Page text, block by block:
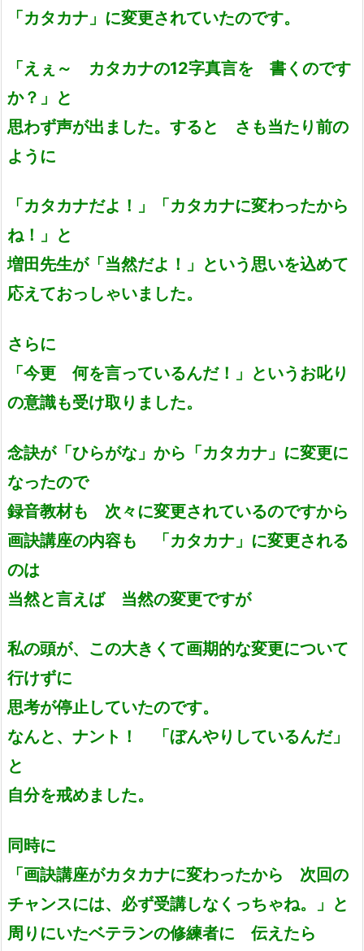
「カタカナ」に変更されていたのです。
「えぇ～ カタカナの12字真言を 書くのです
か？」と
思わず声が出ました。すると さも当たり前の
ように
「カタカナだよ！」「カタカナに変わったから
ね！」と
増田先生が「当然だよ！」という思いを込めて
応えておっしゃいました。
さらに
「今更 何を言っているんだ！」というお叱り
の意識も受け取りました。
念訣が「ひらがな」から「カタカナ」に変更に
なったので
録音教材も 次々に変更されているのですから
画訣講座の内容も 「カタカナ」に変更される
のは
当然と言えば 当然の変更ですが
私の頭が、この大きくて画期的な変更について
行けずに
思考が停止していたのです。
なんと、ナント！ 「ぼんやりしているんだ」
と
自分を戒めました。
同時に
「画訣講座がカタカナに変わったから 次回の
チャンスには、必ず受講しなくっちゃね。」と
周りにいたベテランの修練者に 伝えたら